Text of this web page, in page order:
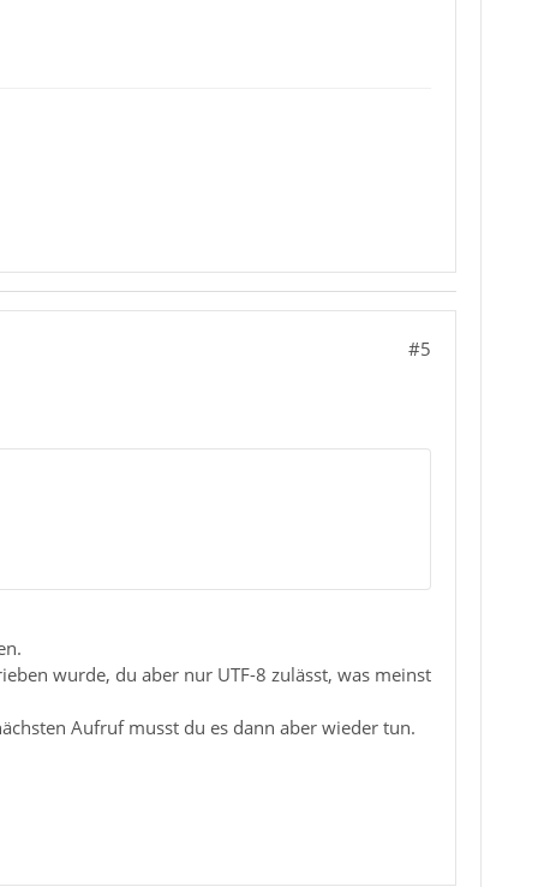
#5
wurde, du aber nur UTF-8 zulässt, was meinst
Aufruf musst du es dann aber wieder tun.